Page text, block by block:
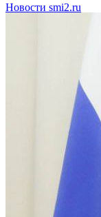
Новости smi2.ru